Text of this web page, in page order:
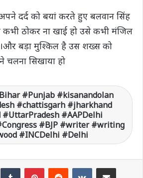
दर्द को बयां करते हुए बलवान सिंह
कभी ठोकर ना खाई हो उसे कभी मंजिल
बड़ा मुश्किल है उस शख्स को
चलना सिखाया हो
#Punjab #kisanandolan
#chattisgarh #jharkhand
#AAPDelhi
#BJP #writer #writing
#INCDelhi #Delhi
LinkedIn VKontakte